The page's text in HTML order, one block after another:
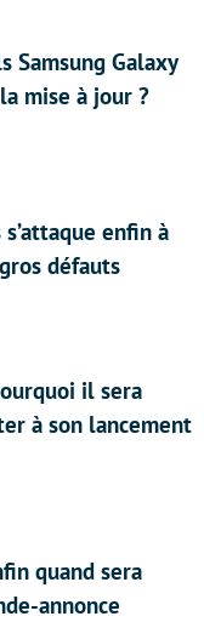
Samsung Galaxy
mise à jour ?
enfin à
défauts
il sera
à son lancement
quand sera
annonce